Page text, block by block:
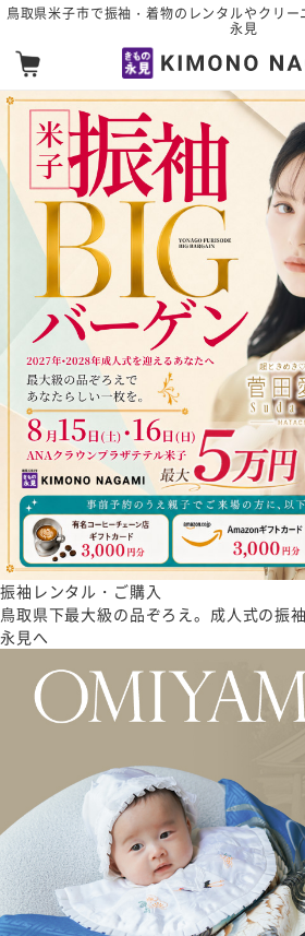
メインコンテンツへスキップ
鳥取県米子市で振袖・着物のレンタルやクリ
永見
お知らせ
振袖レンタル・ご購入
鳥取県下最大級の品ぞろえ。成人式の振
永見へ